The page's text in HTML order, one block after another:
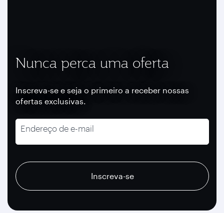
Nunca perca uma oferta
Inscreva-se e seja o primeiro a receber nossas
ofertas exclusivas.
Endereço de e-mail
Inscreva-se